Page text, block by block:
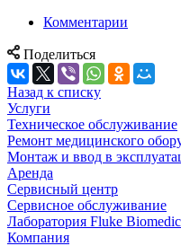
Комментарии
Поделиться
Назад к списку
Услуги
Техническое обслуживание
Ремонт медицинского
Монтаж и ввод в
Аренда
Сервисный центр
Сервисное обслуживание
Лаборатория Fluke
Компания